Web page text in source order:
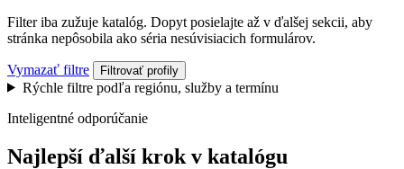
Filter iba zužuje katalóg. Dopyt posielajte až v ďalšej sekcii, aby
stránka nepôsobila ako séria nesúvisiacich formulárov.
Vymazať filtre Filtrovať profily
Rýchle filtre podľa regiónu, služby a termínu
Inteligentné odporúčanie
Najlepší ďalší krok v katalógu